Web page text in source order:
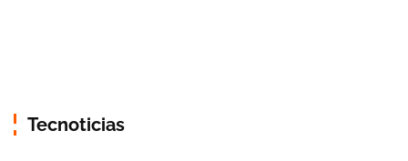
Tecnoticias